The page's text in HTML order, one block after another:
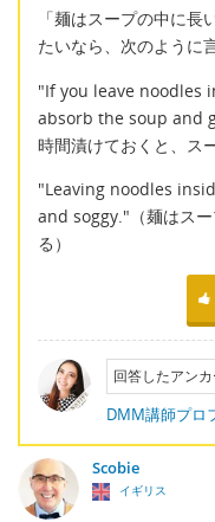
「麺はスープの中に
たいなら、次のように
"If you leave noodles
absorb the soup and
時間漬けておくと、ス
"Leaving noodles
and soggy."（麺はス
る）
回答したアン
DMM講師プロ
Scobie
イギリス